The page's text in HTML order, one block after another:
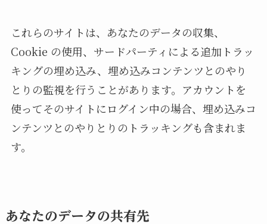
これらのサイトは、あなたのデータの収集、
Cookie の使用、サードパーティによる追加トラッ
キングの埋め込み、埋め込みコンテンツとのやり
とりの監視を行うことがあります。アカウントを
使ってそのサイトにログイン中の場合、埋め込みコ
ンテンツとのやりとりのトラッキングも含まれま
す。
あなたのデータの共有先